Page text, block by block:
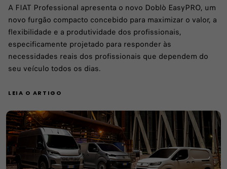
A FIAT Professional apresenta o novo Doblò EasyPRO, um
novo furgão compacto concebido para maximizar o valor, a
flexibilidade e a produtividade dos profissionais,
especificamente projetado para responder às
necessidades reais dos profissionais que dependem do
seu veículo todos os dias.
LEIA O ARTIGO